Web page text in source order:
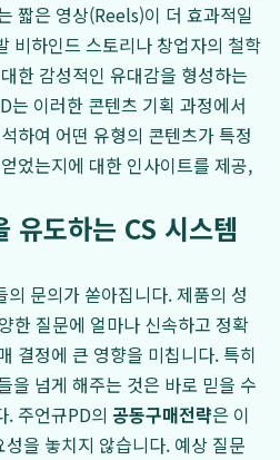
짧은 영상(Reels)이 더 효과적일
비하인드 스토리나 창업자의 철학
한 감성적인 유대감을 형성하는
는 이러한 콘텐츠 기획 과정에서
하여 어떤 유형의 콘텐츠가 특정
었는지에 대한 인사이트를 제공,
유도하는 CS 시스템
문의가 쏟아집니다. 제품의 성
한 질문에 얼마나 신속하고 정확
결정에 큰 영향을 미칩니다. 특히
을 넘게 해주는 것은 바로 믿을 수
. 주언규PD의 공동구매전략은 이
을 놓치지 않습니다. 예상 질문